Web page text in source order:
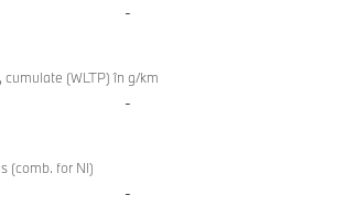
-
cumulate (WLTP) în g/km
-
(comb. for NI)
-